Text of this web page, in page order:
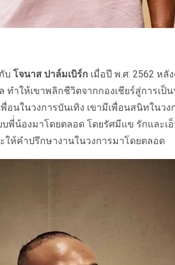
บโจนาส ปาล์มเบิร์ก เมื่อปี พ.ศ. 2562 หลั
ำให้เขาพลิกชีวิตจากกองเชียร์สู่การเป็
อนในวงการบันเทิง เขามีเพื่อนสนิทในว
พี่่น้องมาโดยตลอด โดยรัศมีแข รักและเ
ห้คำปรึกษางานในวงการมาโดยตลอด